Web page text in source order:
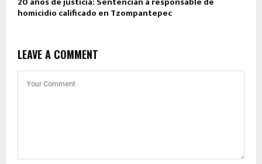
homicidio calificado en Tzompantepec
LEAVE A COMMENT